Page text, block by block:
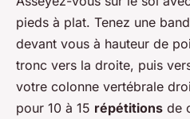
pieds à plat. Tenez une
devant vous à hauteur de
tronc vers la droite, puis
votre colonne vertébrale
pour 10 à 15 répétitions de